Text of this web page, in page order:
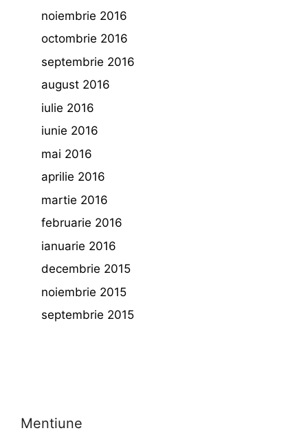
noiembrie 2016
octombrie 2016
septembrie 2016
august 2016
iulie 2016
iunie 2016
mai 2016
aprilie 2016
martie 2016
februarie 2016
ianuarie 2016
decembrie 2015
noiembrie 2015
septembrie 2015
Mentiune